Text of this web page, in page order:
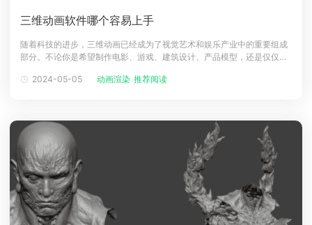
三维动画软件哪个容易上手
随着科技的进步，三维动画已经成为了视觉艺术和娱乐产业中的重要组成
部分。不论你是希望制作电影、游戏、建筑设计、产品模型，还是仅仅是
野。那么，面对市面上各种三维动画软件，哪一款最适合新手上手呢？以
2024-05-05 动画渲染 推荐阅读